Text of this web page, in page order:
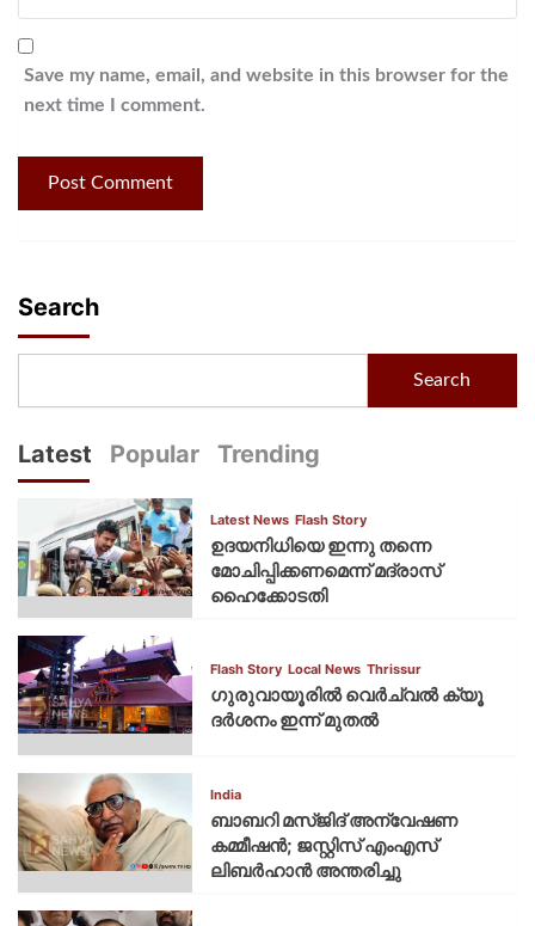
Save my name, email, and website in this browser for the
next time I comment.
Search
Search
Latest Popular Trending
Latest News Flash Story
ഉദയനിധിയെ ഇന്നു തന്നെ
മോചിപ്പിക്കണമെന്ന് മദ്രാസ്
ഹൈക്കോടതി
Flash Story Local News Thrissur
ഗുരുവായൂരില്‍ വെര്‍ച്വല്‍ ക്യൂ
ദര്‍ശനം ഇന്ന് മുതല്‍
India
ബാബറി മസ്ജിദ് അന്വേഷണ
കമ്മീഷന്‍; ജസ്റ്റിസ് എംഎസ്
ലിബര്‍ഹാന്‍ അന്തരിച്ചു